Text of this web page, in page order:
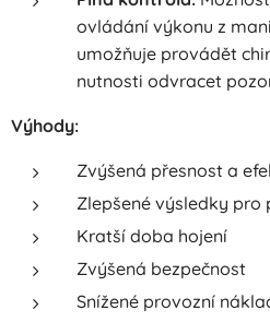
ovládání výkonu z
umožňuje provádět
nutnosti odvracet
Výhody:
Zvýšená přesnost a
Zlepšené výsledky pro
Kratší doba hojení
Zvýšená bezpečnost
Snížené provozní